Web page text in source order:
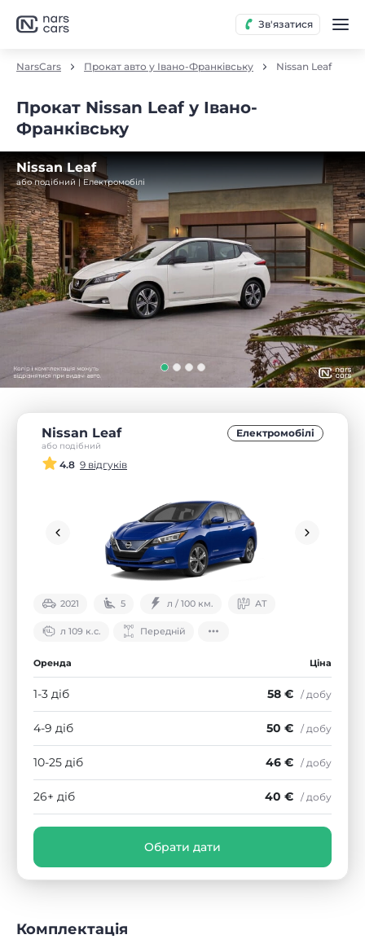
Зв'язатися
NarsCars Прокат авто у Івано-Франківську Nissan Leaf
Прокат Nissan Leaf у Івано-
Франківську
Nissan Leaf
або подібний | Електромобілі
Nissan Leaf
або подібний
Електромобілі
4.8 9 відгуків
2021 5 л / 100 км. АТ
л 109 к.с. Передній
Оренда Ціна
1-3 діб 58 € / добу
4-9 діб 50 € / добу
10-25 діб 46 € / добу
26+ діб 40 € / добу
Обрати дати
Комплектація